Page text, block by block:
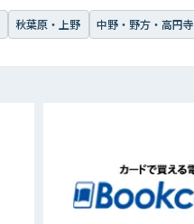
秋葉原・上野 中野・野方・高円寺